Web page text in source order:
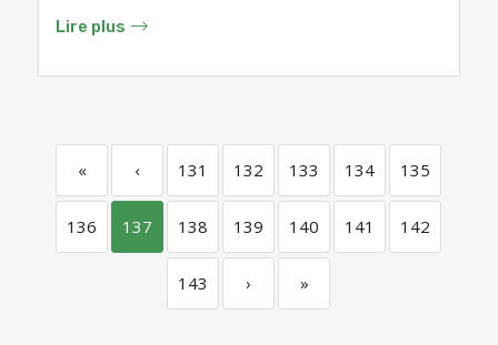
Lire plus
« ‹ 131 132 133 134 135
136 137 138 139 140 141 142
143 › »